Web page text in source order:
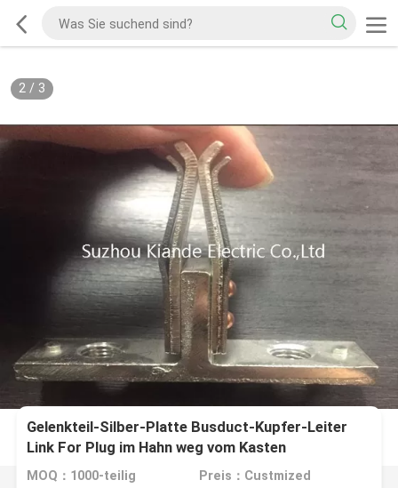
2/ 3
Gelenkteil-Silber-Platte Busduct-Kupfer-Leiter
Link For Plug im Hahn weg vom Kasten
MOQ：1000-teilig Preis：Custmized